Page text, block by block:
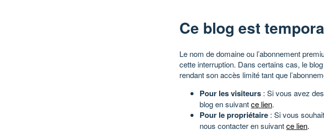
Ce blog est
Le nom de domaine ou l’abonnement
cette interruption. Dans certains cas, le
rendant son accès limité tant que
Pour les visiteurs : Si vous avez
blog en suivantce lien.
Pour le propriétaire : Si vous
nous contacter en suivantce lien.